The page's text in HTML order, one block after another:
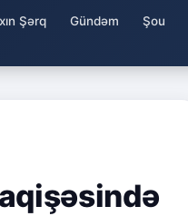
Şərq Gündəm Şou